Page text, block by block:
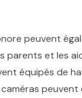
peuvent
parents et les
équipés de